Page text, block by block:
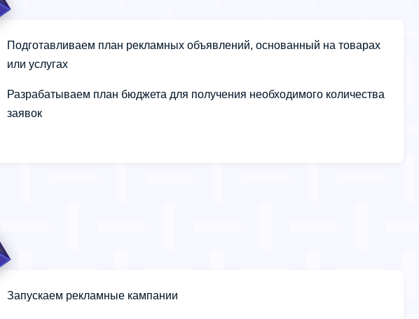
Подготавливаем план рекламных объявлений, основанный на товарах
или услугах
Разрабатываем план бюджета для получения необходимого количества
заявок
Запускаем рекламные кампании